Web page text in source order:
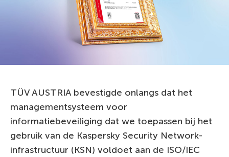
TÜV AUSTRIA bevestigde onlangs dat het
managementsysteem voor
informatiebeveiliging dat we toepassen bij het
gebruik van de Kaspersky Security Network-
infrastructuur (KSN) voldoet aan de ISO/IEC